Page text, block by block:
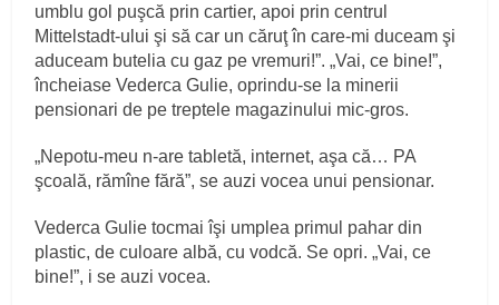
umblu gol puşcă prin cartier, apoi prin centrul
Mittelstadt-ului şi să car un căruţ în care-mi duceam şi
aduceam butelia cu gaz pe vremuri!”. „Vai, ce bine!”,
încheiase Vederca Gulie, oprindu-se la minerii
pensionari de pe treptele magazinului mic-gros.
„Nepotu-meu n-are tabletă, internet, aşa că… PA
şcoală, rămîne fără”, se auzi vocea unui pensionar.
Vederca Gulie tocmai îşi umplea primul pahar din
plastic, de culoare albă, cu vodcă. Se opri. „Vai, ce
bine!”, i se auzi vocea.